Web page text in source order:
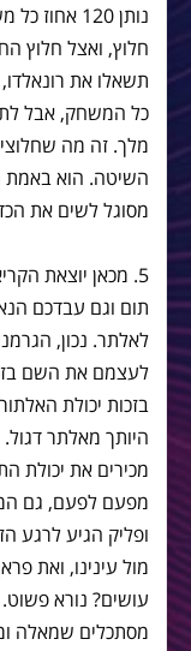
נותן 120
חלוץ, ואצל חלוץ
תשאלו את
כל המשחק, אבל
מלך. זה מה
השיטה. הוא באמת
מסוגל לשים את
5. מכאן יוצאת
תום וגם עבדכם
לאלתר. נכון,
לעצמם את השם
בזכות יכולת
היותך מאלתר דגול.
מפעם לפעם, גם
ופליק הגיע לרגע
עושים? נורא
מסתכלים שמאלה